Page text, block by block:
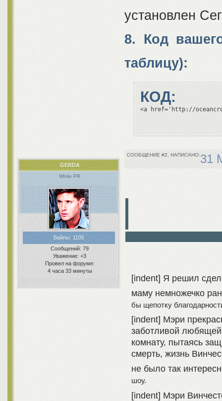
установлен
8. Код
таблицу):
КОД:
<a href='http://
2 31
GERDA
White PR
Вайпы: 1105
Сообщений: 79
Уважение: +3
Провел на форуме:
4 часа 33 минуты
[indent] Я решил
маму немножечко
бы щепотку
[indent] Мэри
заботливой
комнату, пытаясь
смерть, жизнь
не было так
шоу.
[indent] Мэри